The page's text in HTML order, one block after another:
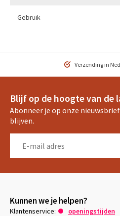
Gebruik
Verzending in
Blijf op de hoogte van de
Abonneer je op onze
blijven.
Kunnen we je helpen?
Klantenservice:
openingstijden